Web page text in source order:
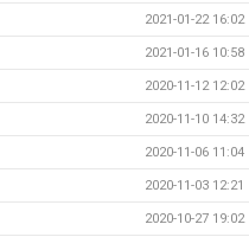
2021-01-22 16:02
2021-01-16 10:58
2020-11-12 12:02
2020-11-10 14:32
2020-11-06 11:04
2020-11-03 12:21
2020-10-27 19:02